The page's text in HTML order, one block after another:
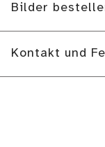
Bilder
Kontakt und